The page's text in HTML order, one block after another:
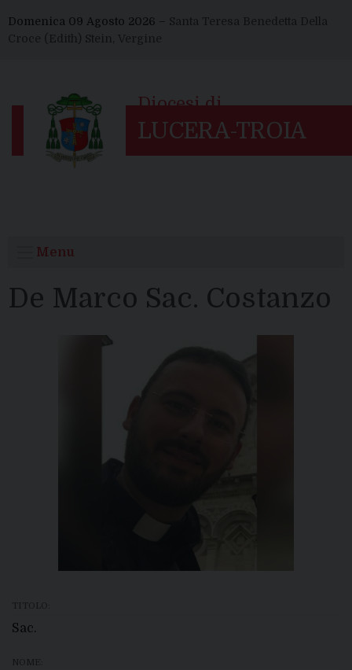
to
content
Domenica 09 Agosto 2026 – Santa Teresa Benedetta Della
Croce (Edith) Stein, Vergine
Menu
De Marco Sac. Costanzo
TITOLO:
Sac.
NOME: